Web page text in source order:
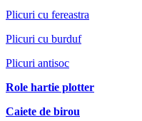
Plicuri cu fereastra
Plicuri cu burduf
Plicuri antisoc
Role hartie plotter
Caiete de birou